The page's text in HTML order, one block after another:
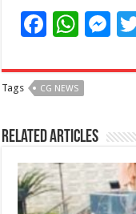
F
c
e
b
o
o
k
W
at
s
A
p
p
M
ss
n
g
e
r
Tags CG NEWS
Related Articles